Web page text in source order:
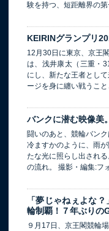
験を持つ、短距離界の
KEIRINグランプリ
12月30日に東京、京王
は、浅井康太（三重・
にし、新たな王者とし
ージを身に纏い戦うこ
バンクに潜む映像
闘いのあと、競輪バン
冷ますかのように、雨
たな光に照らし出され
の流れ。 撮影・編集:フ
「夢じゃねぇよな
輪制覇！７年ぶりの
９月17日、京王閣競輪